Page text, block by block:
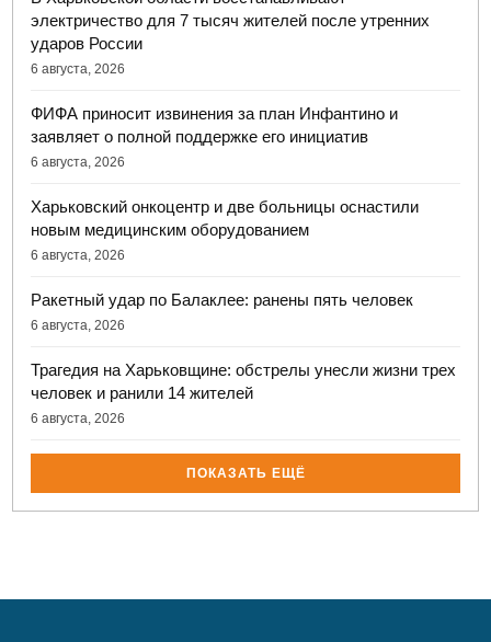
электричество для 7 тысяч жителей после утренних
ударов России
6 августа, 2026
ФИФА приносит извинения за план Инфантино и
заявляет о полной поддержке его инициатив
6 августа, 2026
Харьковский онкоцентр и две больницы оснастили
новым медицинским оборудованием
6 августа, 2026
Ракетный удар по Балаклее: ранены пять человек
6 августа, 2026
Трагедия на Харьковщине: обстрелы унесли жизни трех
человек и ранили 14 жителей
6 августа, 2026
ПОКАЗАТЬ ЕЩЁ